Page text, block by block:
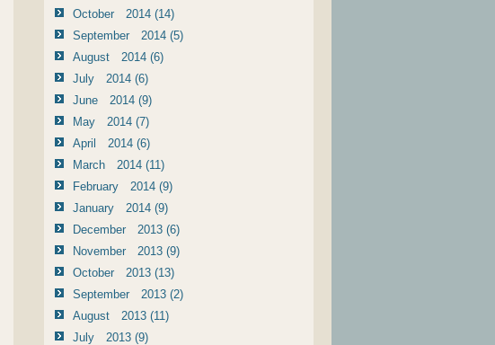
October 2014 (14)
September 2014 (5)
August 2014 (6)
July 2014 (6)
June 2014 (9)
May 2014 (7)
April 2014 (6)
March 2014 (11)
February 2014 (9)
January 2014 (9)
December 2013 (6)
November 2013 (9)
October 2013 (13)
September 2013 (2)
August 2013 (11)
July 2013 (9)